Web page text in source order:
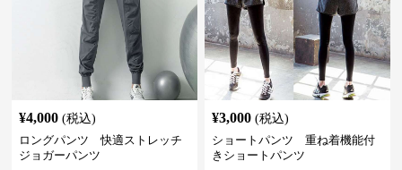
¥4,000 (税込)
ロングパンツ 快適ストレッチ
ジョガーパンツ
¥3,000 (税込)
ショートパンツ 重ね着機能付
きショートパンツ